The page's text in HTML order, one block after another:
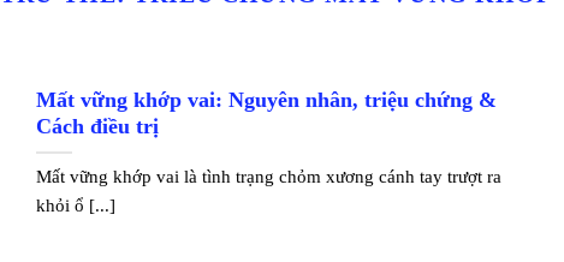
Mất vững khớp vai: Nguyên nhân, triệu chứng &
Cách điều trị
Mất vững khớp vai là tình trạng chỏm xương cánh tay trượt ra
khỏi ổ [...]